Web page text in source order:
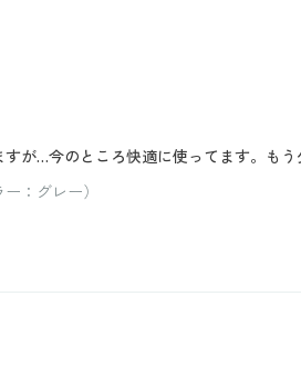
が…今のところ快適に使ってます。も
：グレー）